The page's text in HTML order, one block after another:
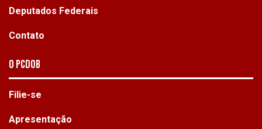
Deputados Federais
Contato
O PCdoB
Filie-se
Apresentação